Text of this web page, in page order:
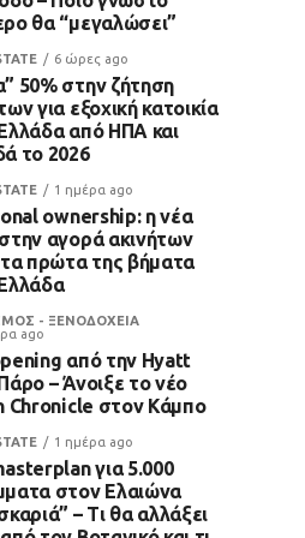
θα “μεγαλώσει”
6 ώρες ago
50% στην ζήτηση
για εξοχική κατοικία
από ΗΠΑ και
το 2026
1 ημέρα ago
ownership: η νέα
αγορά ακινήτων
τα πρώτα της βήματα
- ΞΕΝΟΔΟΧΕΙΑ
ago
από την Hyatt
– Άνοιξε το νέο
Chronicle στον Κάμπο
1 ημέρα ago
για 5.000
στον Ελαιώνα
– Τι θα αλλάξει